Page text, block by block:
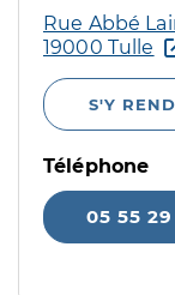
Rue Abbé
19000 Tulle
S'Y
Téléphone
05 55